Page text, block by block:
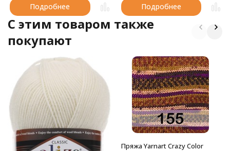
Подробнее Подробнее
C этим товаром также
покупают
Пряжа Yarnart Crazy Color